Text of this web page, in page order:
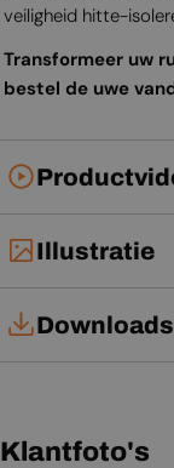
veiligheid hitte-
Transformeer uw
bestel de uwe
Illustratie
Downloads
Klantfoto's